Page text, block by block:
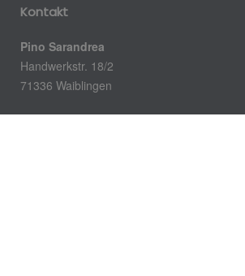
Kontakt
Pino Sarandrea
Handwerkstr. 18/2
71336 Waiblingen